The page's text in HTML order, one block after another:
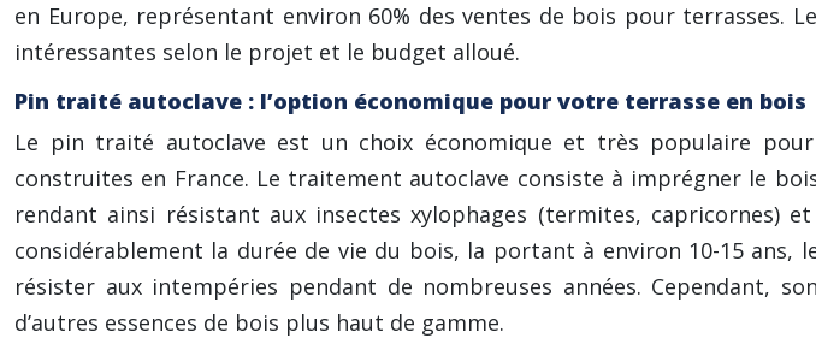
en Europe, représentant environ 60% des ventes de bois pour
intéressantes selon le projet et le budget alloué.
Pin traité autoclave : l’option économique pour votre terrasse en bois
Le pin traité autoclave est un choix économique et très populaire
construites en France. Le traitement autoclave consiste à imprégner le
rendant ainsi résistant aux insectes xylophages (termites, capricornes)
considérablement la durée de vie du bois, la portant à environ 10-15
résister aux intempéries pendant de nombreuses années. Cependant,
d’autres essences de bois plus haut de gamme.